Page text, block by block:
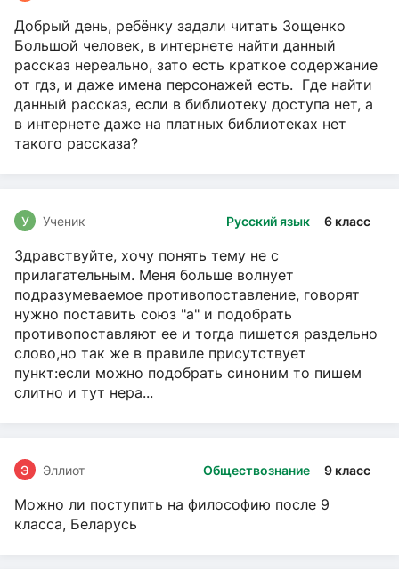
Добрый день, ребёнку задали читать Зощенко
Большой человек, в интернете найти данный
рассказ нереально, зато есть краткое содержание
от гдз, и даже имена персонажей есть. Где найти
данный рассказ, если в библиотеку доступа нет, а
в интернете даже на платных библиотеках нет
такого рассказа?
Русский язык 6 класс
У Ученик
Здравствуйте, хочу понять тему не с
прилагательным. Меня больше волнует
подразумеваемое противопоставление, говорят
нужно поставить союз "а" и подобрать
противопоставляют ее и тогда пишется раздельно
слово,но так же в правиле присутствует
пункт:если можно подобрать синоним то пишем
слитно и тут нера...
Обществознание 9 класс
Э Эллиот
Можно ли поступить на философию после 9
класса, Беларусь